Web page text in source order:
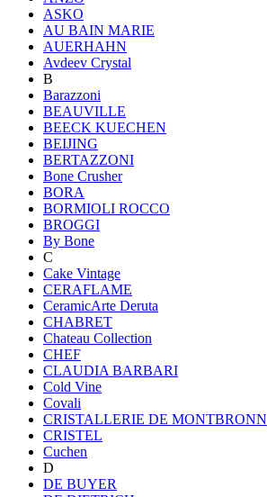
ASKO
AU BAIN MARIE
AUERHAHN
Avdeev Crystal
B
Barazzoni
BEAUVILLE
BEECK KUECHEN
BEIJING
BERTAZZONI
Bone Crusher
BORA
BORMIOLI ROCCO
BROGGI
By Bone
C
Cake Vintage
CERAFLAME
CeramicArte Deruta
CHABRET
Chateau Collection
CHEF
CLAUDIA BARBARI
Cold Vine
Covali
CRISTALLERIE DE MONTBRONN
CRISTEL
Cuchen
D
DE BUYER